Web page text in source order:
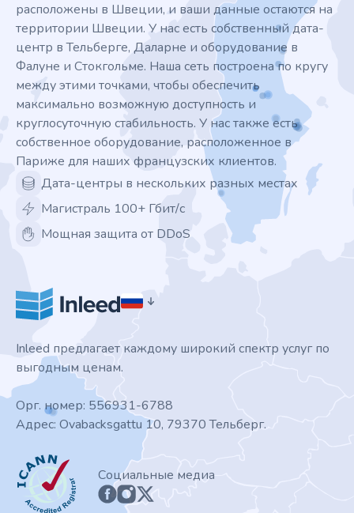
расположены в Швеции, и ваши данные остаются на
территории Швеции. У нас есть собственный дата-
центр в Тельберге, Даларне и оборудование в
Фалуне и Стокгольме. Наша сеть построена по кругу
между этими точками, чтобы обеспечить
максимально возможную доступность и
круглосуточную стабильность. У нас также есть
собственное оборудование, расположенное в
Париже для наших французских клиентов.
Дата-центры в нескольких разных местах
Магистраль 100+ Гбит/с
Мощная защита от DDoS
Inleed предлагает каждому широкий спектр услуг по
выгодным ценам.
Орг. номер: 556931-6788
Адрес: Ovabacksgattu 10, 79370 Тельберг.
ICANN
Социальные медиа